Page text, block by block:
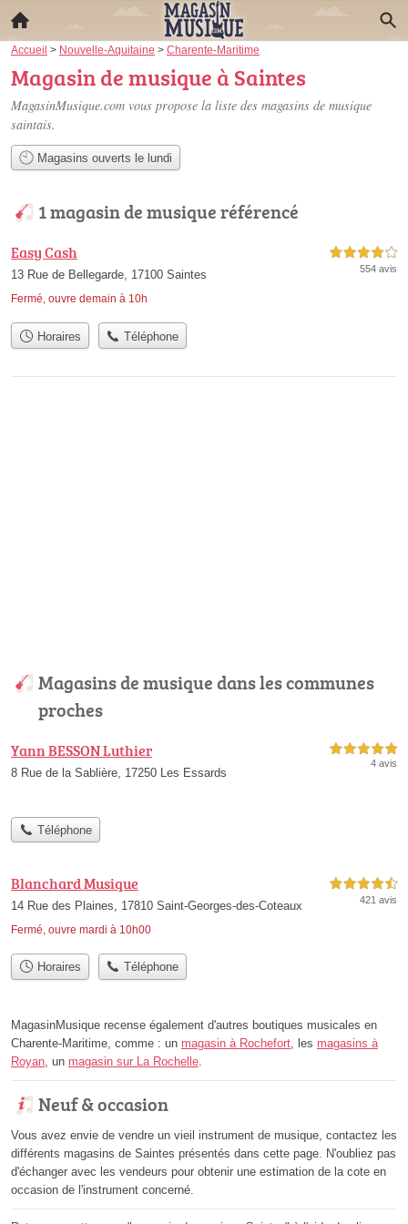
Accueil > Nouvelle-Aquitaine > Charente-Maritime
Magasin de musique à Saintes
MagasinMusique.com vous propose la liste des magasins de musique
saintais.
Magasins ouverts le lundi
1 magasin de musique référencé
Easy Cash
13 Rue de Bellegarde, 17100 Saintes
Fermé, ouvre demain à 10h
4,0 étoiles sur 5
554 avis
Horaires Téléphone
Magasins de musique dans les communes
proches
Yann BESSON Luthier
8 Rue de la Sablière, 17250 Les Essards
5,0 étoiles sur 5
4 avis
Téléphone
Blanchard Musique
14 Rue des Plaines, 17810 Saint-Georges-des-Coteaux
Fermé, ouvre mardi à 10h00
4,5 étoiles sur 5
421 avis
Horaires Téléphone
MagasinMusique recense également d'autres boutiques musicales en
Charente-Maritime, comme : un magasin à Rochefort , les magasins à
Royan , un magasin sur La Rochelle
Neuf & occasion
Vous avez envie de vendre un vieil instrument de musique, contactez les
différents magasins de Saintes présentés dans cette page. N'oubliez pas
d'échanger avec les vendeurs pour obtenir une estimation de la cote en
occasion de l'instrument concerné.